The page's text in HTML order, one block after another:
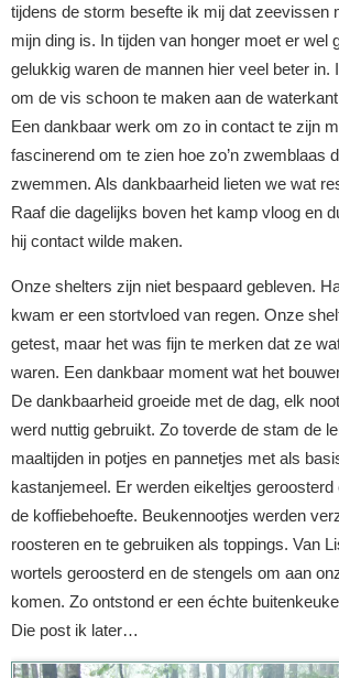
tijdens de storm besefte ik mij dat zeevissen
mijn ding is. In tijden van honger moet er wel
gelukkig waren de mannen hier veel beter in.
om de vis schoon te maken aan de
Een dankbaar werk om zo in contact te zijn
fascinerend om te zien hoe zo’n zwemblaas
zwemmen. Als dankbaarheid lieten we wat
Raaf die dagelijks boven het kamp vloog en
hij contact wilde maken.
Onze shelters zijn niet bespaard gebleven.
kwam er een stortvloed van regen. Onze
getest, maar het was fijn te merken dat ze
waren. Een dankbaar moment wat het
De dankbaarheid groeide met de dag, elk
werd nuttig gebruikt. Zo toverde de stam de
maaltijden in potjes en pannetjes met als
kastanjemeel. Er werden eikeltjes
de koffiebehoefte. Beukennootjes werden
roosteren en te gebruiken als toppings. Van
wortels geroosterd en de stengels om aan
komen. Zo ontstond er een échte
Die post ik later…